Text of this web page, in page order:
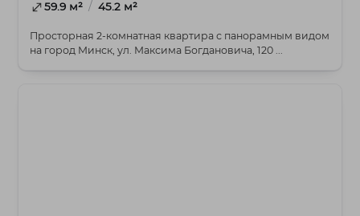
59.9 м² / 45.2 м²
Просторная 2-комнатная квартира с панорамным видом
на город Минск, ул. Максима Богдановича, 120 ...